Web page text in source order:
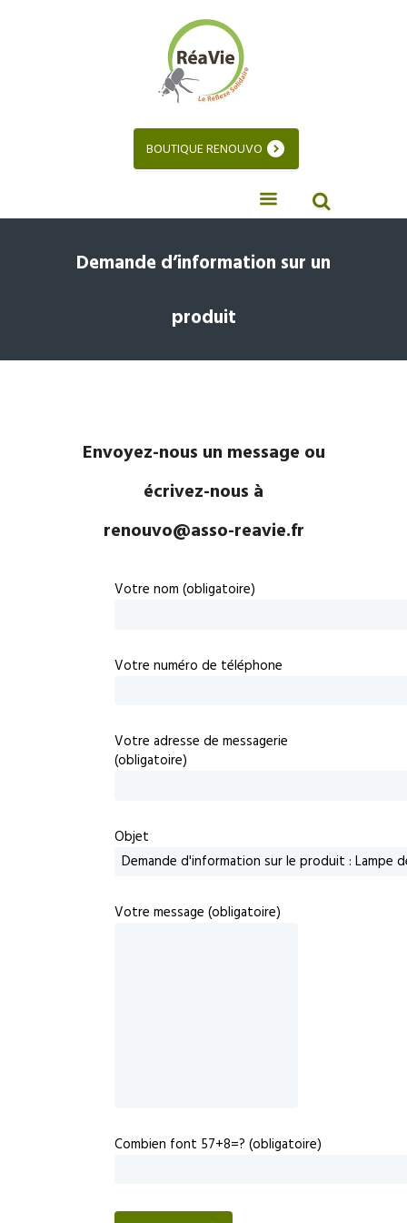
BOUTIQUE RENOUVO
Demande d’information sur un
produit
Envoyez-nous un message ou
écrivez-nous à
renouvo@asso-reavie.fr
Votre nom (obligatoire)
Votre numéro de téléphone
Votre adresse de messagerie
(obligatoire)
Objet
Votre message (obligatoire)
Combien font 57+8=? (obligatoire)